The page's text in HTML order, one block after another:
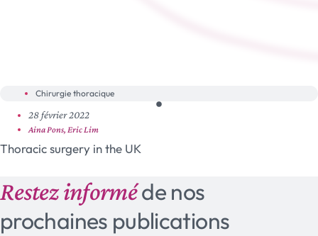
Chirurgie thoracique
28 février 2022
Aina Pons, Eric Lim
Thoracic surgery in the UK
Restez informéde nos
prochaines publications